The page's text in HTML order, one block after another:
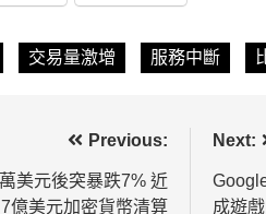
交易量激增 服務中斷
Previous:
美元後突暴跌7% 近
7億美元加密貨幣清算
Next:
成遊戲